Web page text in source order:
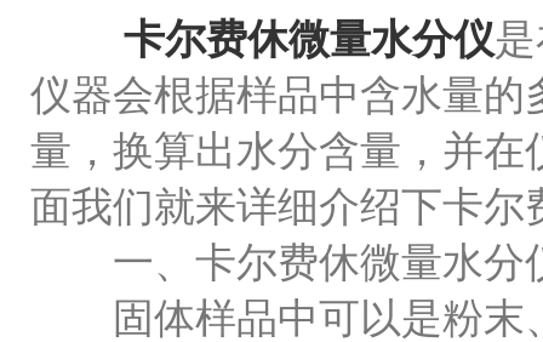
卡尔费休微量水分仪
仪器会根据样品中含水量
量，换算出水分含量，并
面我们就来详细介绍下卡
一、卡尔费休微量水分
固体样品中可以是粉末